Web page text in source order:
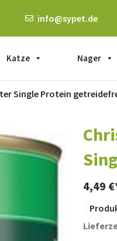
info@sypet.de
Katze Nager
Single Protein
4,49 €